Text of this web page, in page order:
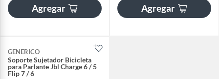
Agregar Agregar
GENERICO
Soporte Sujetador Bicicleta
para Parlante Jbl Charge 6 / 5
Flip 7 / 6